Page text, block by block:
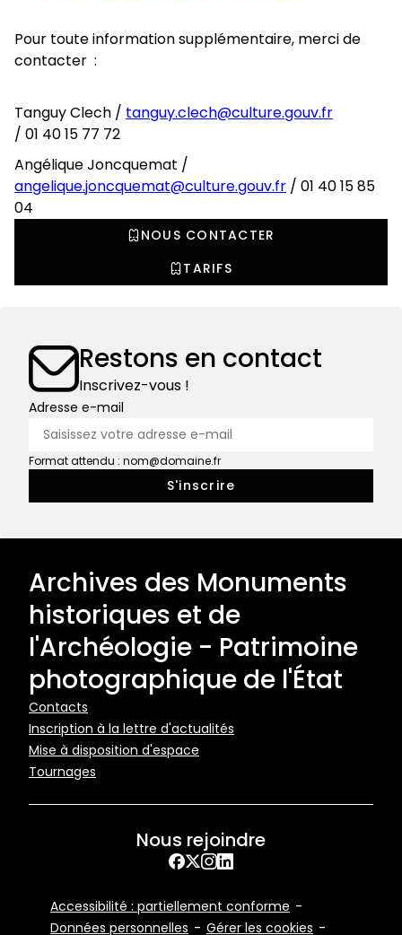
Pour toute information supplémentaire, merci de
contacter :
Tanguy Clech / tanguy.clech@culture.gouv.fr
/ 01 40 15 77 72
Angélique Joncquemat /
angelique.joncquemat@culture.gouv.fr / 01 40 15 85
04
NOUS CONTACTER
TARIFS
Restons en contact
Inscrivez-vous !
Adresse e-mail
Format attendu : nom@domaine.fr
Archives des Monuments
historiques et de
l'Archéologie - Patrimoine
photographique de l'État
Pied
de
page
Contacts
Inscription à la lettre d'actualités
Mise à disposition d'espace
Tournages
Nous rejoindre
Facebook
X Instagram
Bottom
Accessibilité : partiellement conforme
Données personnelles
Gérer les cookies